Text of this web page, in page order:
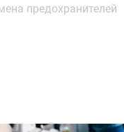
предохранителей